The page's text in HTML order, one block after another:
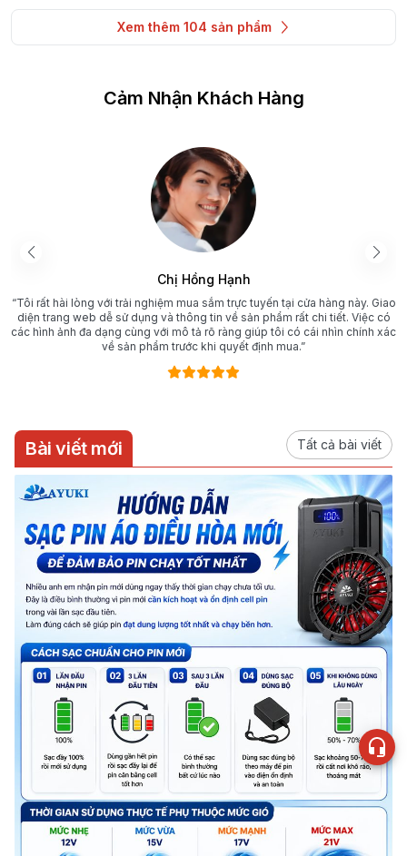
Xem thêm 104 sản phẩm
Cảm Nhận Khách Hàng
Chị Hồng Hạnh
“Tôi rất hài lòng với trải nghiệm mua sắm trực tuyến tại cửa hàng này. Giao
diện trang web dễ sử dụng và thông tin về sản phẩm rất chi tiết. Việc có
các hình ảnh đa dạng cùng với mô tả rõ ràng giúp tôi có cái nhìn chính xác
về sản phẩm trước khi quyết định mua.”
Bài viết mới Tất cả bài viết